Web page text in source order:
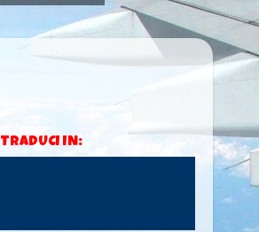
TRADUCI IN: